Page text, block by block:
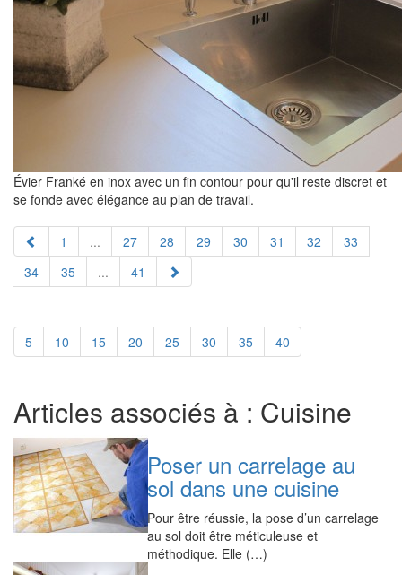
Évier Franké en inox avec un fin contour pour qu'il reste discret et
se fonde avec élégance au plan de travail.
1 ... 27 28 29 30 31 32
33
34
35 ... 41
5 10 15 20 25 30 35 40
Articles associés à : Cuisine
Poser un carrelage au
sol dans une cuisine
Pour être réussie, la pose d’un carrelage
au sol doit être méticuleuse et
méthodique. Elle (…)